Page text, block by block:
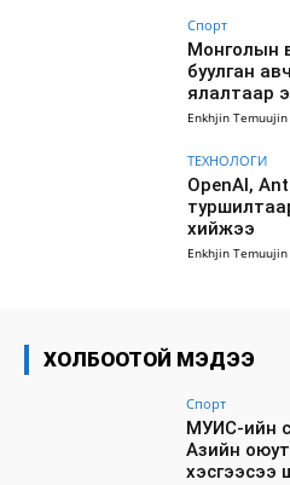
Спорт
Монголын
буулган
ялалтаар
Enkhjin Temuujin
ТЕХНОЛОГИ
OpenAI,
хийжээ
Enkhjin Temuujin
ХОЛБООТОЙ МЭДЭЭ
Спорт
МУИС-ийн
Азийн
хэсгээсээ